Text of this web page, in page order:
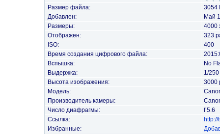
Размер файла:
3054
Добавлен:
Май
Размеры:
4000
Отображен:
323
ISO:
400
Время создания цифрового файла:
Вспышка:
No
Выдержка:
1/
Высота изображения:
3000
Модель:
Производитель камеры:
Число диафрагмы:
f 5.6
Ссылка:
Избранные: